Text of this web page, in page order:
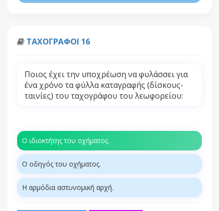
ΤΑΧΟΓΡΑΦΟΙ 16
Ποιος έχει την υποχρέωση να φυλάσσει για
ένα χρόνο τα φύλλα καταγραφής (δίσκους-
ταινίες) του ταχογράφου του λεωφορείου:
Ο ιδιοκτήτης του οχήματος.
Ο οδηγός του οχήματος.
Η αρμόδια αστυνομική αρχή.